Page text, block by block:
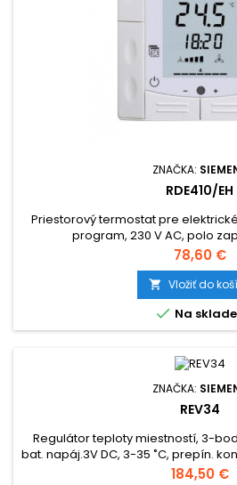
ZNAČKA:
RDE410/EH
Priestorový termostat pre
program, 230 V AC, polo
Cena
78,60 €
 Vložiť do
 Na sklade
ZNAČKA:
REV34
Regulátor teploty miestností, 3-
bat. napáj.3V DC, 3-35 ˚C, prepín.
telef. spínač,Cena
184,50 €